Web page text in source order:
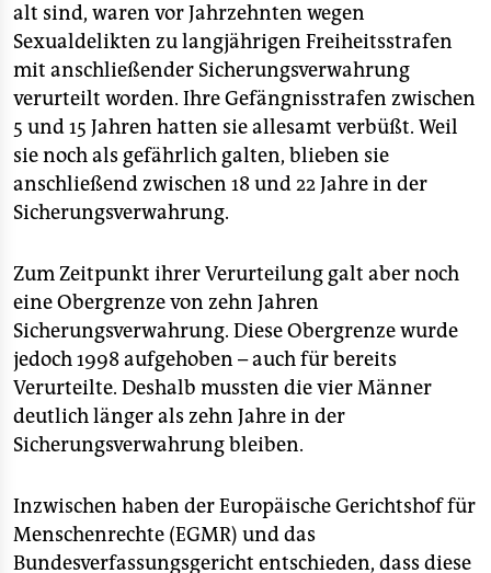
unterstützen
abo
genossenschaft
epaper login
alt sind, waren vor Jahrzehnten wegen
Sexualdelikten zu langjährigen Freiheitsstrafen
mit anschließender Sicherungsverwahrung
verurteilt worden. Ihre Gefängnisstrafen zwischen
5 und 15 Jahren hatten sie allesamt verbüßt. Weil
sie noch als gefährlich galten, blieben sie
anschließend zwischen 18 und 22 Jahre in der
Sicherungsverwahrung.
Zum Zeitpunkt ihrer Verurteilung galt aber noch
eine Obergrenze von zehn Jahren
Sicherungsverwahrung. Diese Obergrenze wurde
jedoch 1998 aufgehoben – auch für bereits
Verurteilte. Deshalb mussten die vier Männer
deutlich länger als zehn Jahre in der
Sicherungsverwahrung bleiben.
Inzwischen haben der Europäische Gerichtshof für
Menschenrechte (EGMR) und das
Bundesverfassungsgericht entschieden, dass diese